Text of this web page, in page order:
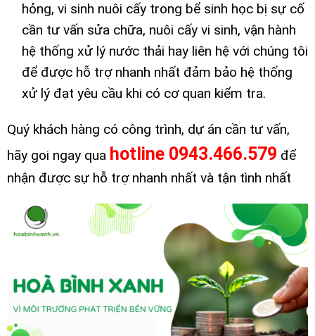
hỏng, vi sinh nuôi cấy trong bể sinh học bị sự cố
cần tư vấn sửa chữa, nuôi cấy vi sinh, vận hành
hệ thống xử lý nước thải hay liên hệ với chúng tôi
để được hỗ trợ nhanh nhất đảm bảo hệ thống
xử lý đạt yêu cầu khi có cơ quan kiểm tra.
Quý khách hàng có công trình, dự án cần tư vấn,
hãy goi ngay qua hotline 0943.466.579 để
nhận được sự hỗ trợ nhanh nhất và tận tình nhất